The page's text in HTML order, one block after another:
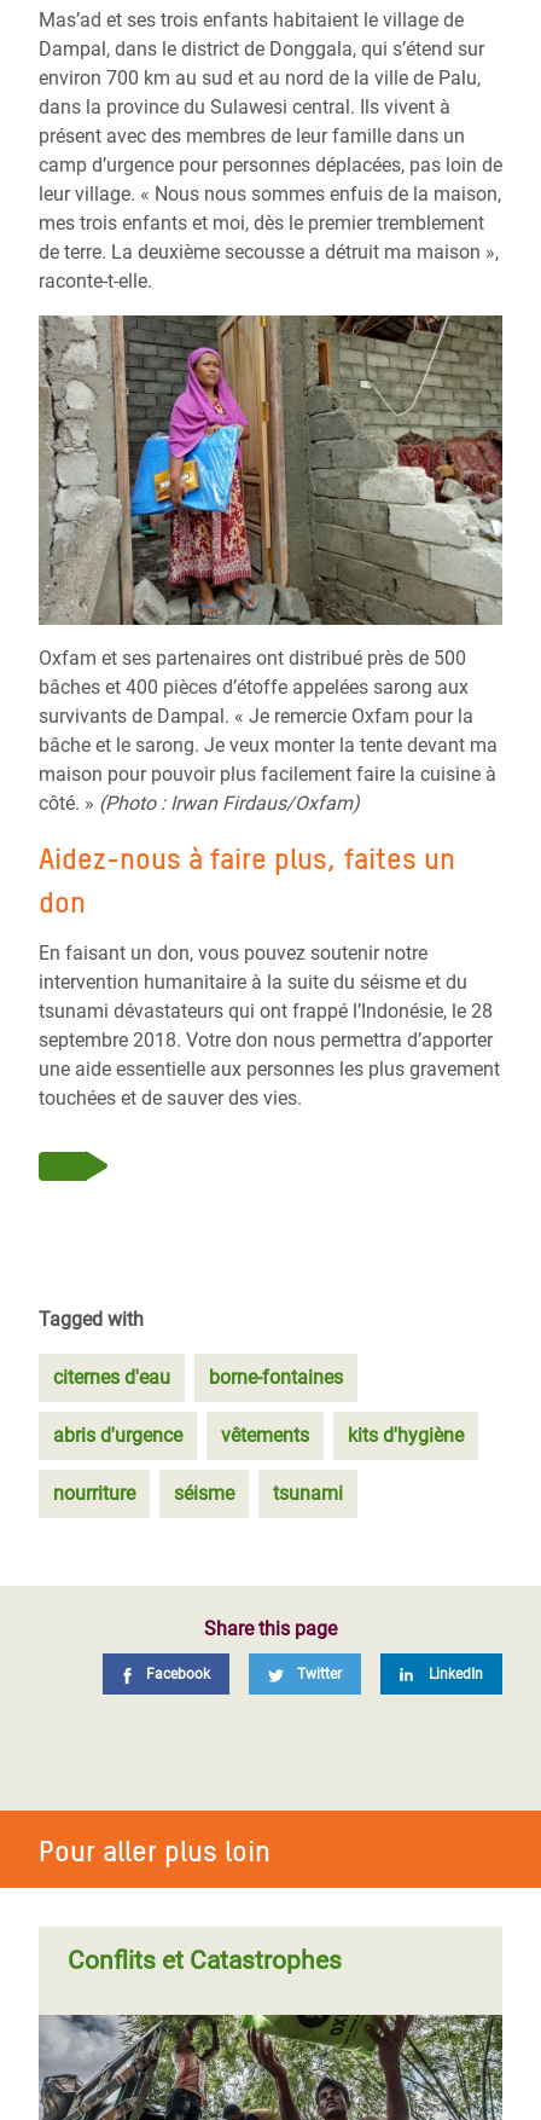
Mas’ad et ses trois enfants habitaient le village de
Dampal, dans le district de Donggala, qui s’étend sur
environ 700 km au sud et au nord de la ville de Palu,
dans la province du Sulawesi central. Ils vivent à
présent avec des membres de leur famille dans un
camp d’urgence pour personnes déplacées, pas loin de
leur village. « Nous nous sommes enfuis de la maison,
mes trois enfants et moi, dès le premier tremblement
de terre. La deuxième secousse a détruit ma maison »,
raconte-t-elle.
Oxfam et ses partenaires ont distribué près de 500
bâches et 400 pièces d’étoffe appelées sarong aux
survivants de Dampal. « Je remercie Oxfam pour la
bâche et le sarong. Je veux monter la tente devant ma
maison pour pouvoir plus facilement faire la cuisine à
côté. » (Photo : Irwan Firdaus/Oxfam)
Aidez-nous à faire plus, faites un
don
En faisant un don, vous pouvez soutenir notre
intervention humanitaire à la suite du séisme et du
tsunami dévastateurs qui ont frappé l’Indonésie, le 28
septembre 2018. Votre don nous permettra d’apporter
une aide essentielle aux personnes les plus gravement
touchées et de sauver des vies.
Tagged with
citernes d'eau borne-fontaines
abris d'urgence vêtements kits d'hygiène
nourriture séisme tsunami
Share this page
Facebook Twitter LinkedIn
Pour aller plus loin
Conflits et Catastrophes